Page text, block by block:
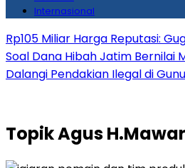
Internasional
Rp105 Miliar Harga Reputasi:
Soal Dana Hibah Jatim Bernilai
Dalangi Pendakian Ilegal di
TopikAgus